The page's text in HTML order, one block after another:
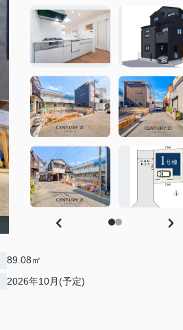
89.08㎡
2026年10月(予定)